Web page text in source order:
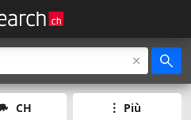
CH Più